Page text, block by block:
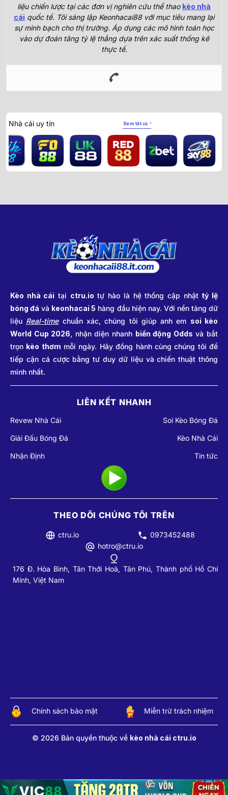
liệu chiến lược tại các đơn vị nghiên cứu thể thao kèo nhà
cái quốc tế. Tôi sáng lập Keonhacai88 với mục tiêu mang lại
sự minh bạch cho thị trường. Áp dụng các mô hình toán học
vào dự đoán tăng tỷ lệ thắng dựa trên xác suất thống kê
thực tế.
Nhà cái uy tín Xem tất cả
Kèo nhà cái tại ctru.io tự hào là hệ thống cập nhật tỷ lệ
bóng đá và keonhacai 5 hàng đầu hiện nay. Với nền tảng dữ
liệu Real-timechuẩn xác, chúng tôi giúp anh em soi kèo
World Cup 2026, nhận diện nhanh biến động Odds và bắt
trọn kèo thơm mỗi ngày. Hãy đồng hành cùng chúng tôi để
tiếp cận cá cược bằng tư duy dữ liệu và chiến thuật thông
minh nhất.
LIÊN KẾT NHANH
Revew Nhà Cái Soi Kèo Bóng Đá
Giải Đấu Bóng Đá Kèo Nhà Cái
Nhận Định Tin tức
THEO DÕI CHÚNG TÔI TRÊN
ctru.io
0973452488
hotro@ctru.io
176 Đ. Hòa Bình, Tân Thới Hoà, Tân Phú, Thành phố Hồ Chí
Minh, Việt Nam
Chính sách bảo mật
© 2026 Bản quyền thuộc về kèo nhà cái ctru.io
Miễn trừ trách nhiệm